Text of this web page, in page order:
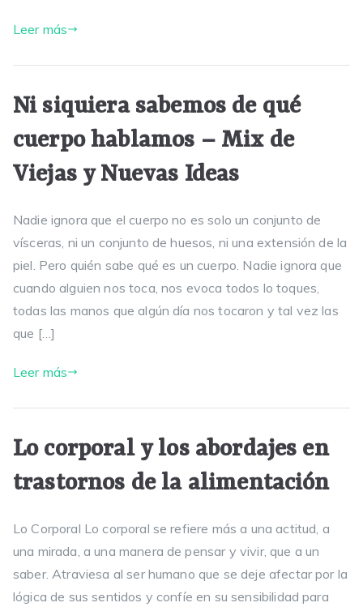
Leer más
Ni siquiera sabemos de qué
cuerpo hablamos – Mix de
Viejas y Nuevas Ideas
Nadie ignora que el cuerpo no es solo un conjunto de
vísceras, ni un conjunto de huesos, ni una extensión de la
piel. Pero quién sabe qué es un cuerpo. Nadie ignora que
cuando alguien nos toca, nos evoca todos lo toques,
todas las manos que algún día nos tocaron y tal vez las
que […]
Leer más
Lo corporal y los abordajes en
trastornos de la alimentación
Lo Corporal Lo corporal se refiere más a una actitud, a
una mirada, a una manera de pensar y vivir, que a un
saber. Atraviesa al ser humano que se deje afectar por la
lógica de sus sentidos y confíe en su sensibilidad para